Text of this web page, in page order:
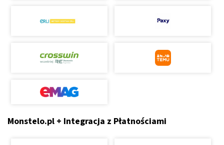
Monstelo.pl + Integracja z Płatnościami